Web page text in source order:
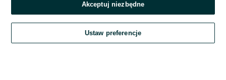
Zadzwoń / SMS
Szukaj Obserwujesz Dodaj Czat Konto
Akceptuj niezbędne
Ustaw preferencje